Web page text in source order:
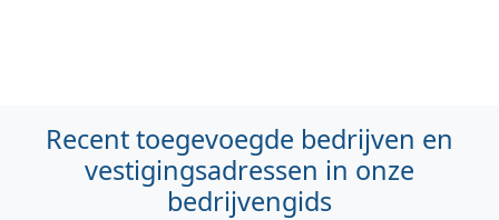
Recent toegevoegde bedrijven en
vestigingsadressen in onze
bedrijvengids